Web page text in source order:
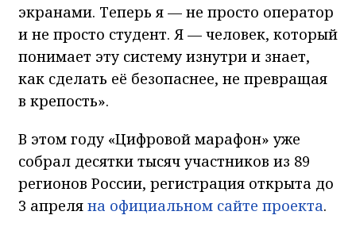
экранами. Теперь я — не просто оператор
и не просто студент. Я — человек, который
понимает эту систему изнутри и знает,
как сделать её безопаснее, не превращая
в крепость».
В этом году «Цифровой марафон» уже
собрал десятки тысяч участников из 89
регионов России, регистрация открыта до
3 апреля на официальном сайте проекта.